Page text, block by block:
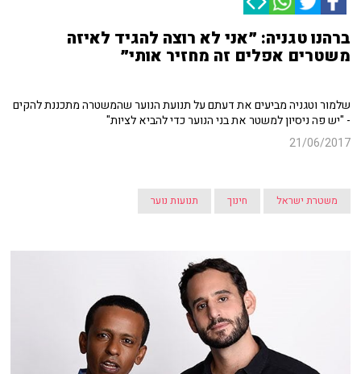
ברהנו טגניה: ״אני לא רוצה להגיד לאיזה
משטרים אפלים זה מחזיר אותי״
שלמור וטגניה מביעים את דעתם על תנועת הנוער שהמשטרה מתכננת להקים
- "יש פה ניסיון למשטר את בני הנוער כדי להביא לציות"
21/06/2017
משטרת ישראל חינוך תנועות נוער